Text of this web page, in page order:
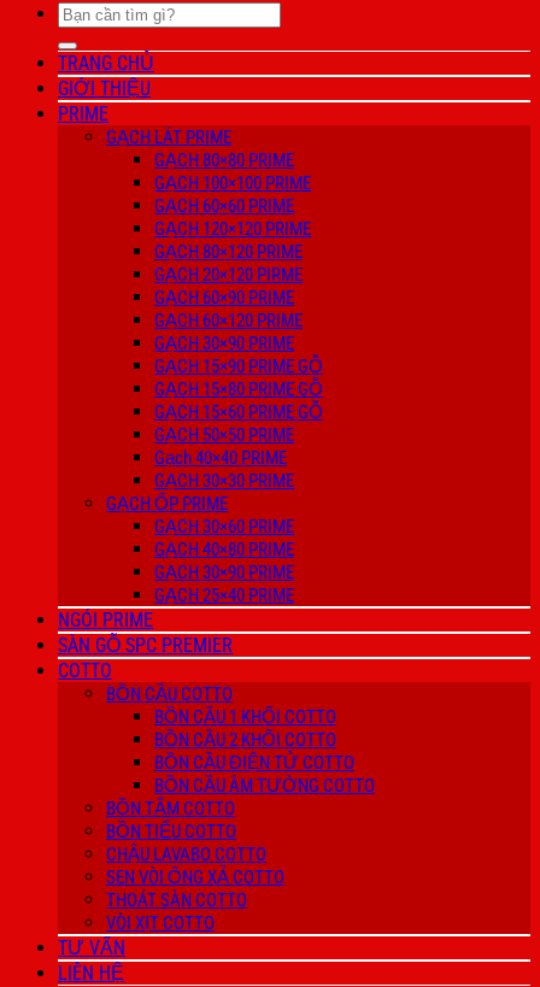
Tìm
kiếm:
TRANG CHỦ
GIỚI THIỆU
PRIME
GẠCH LÁT PRIME
GẠCH 80×80 PRIME
GẠCH 100×100 PRIME
GẠCH 60×60 PRIME
GẠCH 120×120 PRIME
GẠCH 80×120 PRIME
GẠCH 20×120 PIRME
GẠCH 60×90 PRIME
GẠCH 60×120 PRIME
GẠCH 30×90 PRIME
GẠCH 15×90 PRIME GỖ
GẠCH 15×80 PRIME GỖ
GẠCH 15×60 PRIME GỖ
GẠCH 50×50 PRIME
Gạch 40×40 PRIME
GẠCH 30×30 PRIME
GẠCH ỐP PRIME
GẠCH 30×60 PRIME
GẠCH 40×80 PRIME
GẠCH 30×90 PRIME
GẠCH 25×40 PRIME
NGÓI PRIME
SÀN GỖ SPC PREMIER
COTTO
BỒN CẦU COTTO
BỒN CẦU 1 KHỐI COTTO
BỒN CẦU 2 KHỐI COTTO
BỒN CẦU ĐIỆN TỬ COTTO
BỒN CẦU ÂM TƯỜNG COTTO
BỒN TẮM COTTO
BỒN TIỂU COTTO
CHẬU LAVABO COTTO
SEN VÒI ỐNG XẢ COTTO
THOÁT SÀN COTTO
VÒI XỊT COTTO
TƯ VẤN
LIÊN HỆ